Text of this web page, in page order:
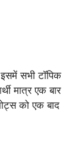
सभी टॉपिक
मात्र एक बार
को एक बाद